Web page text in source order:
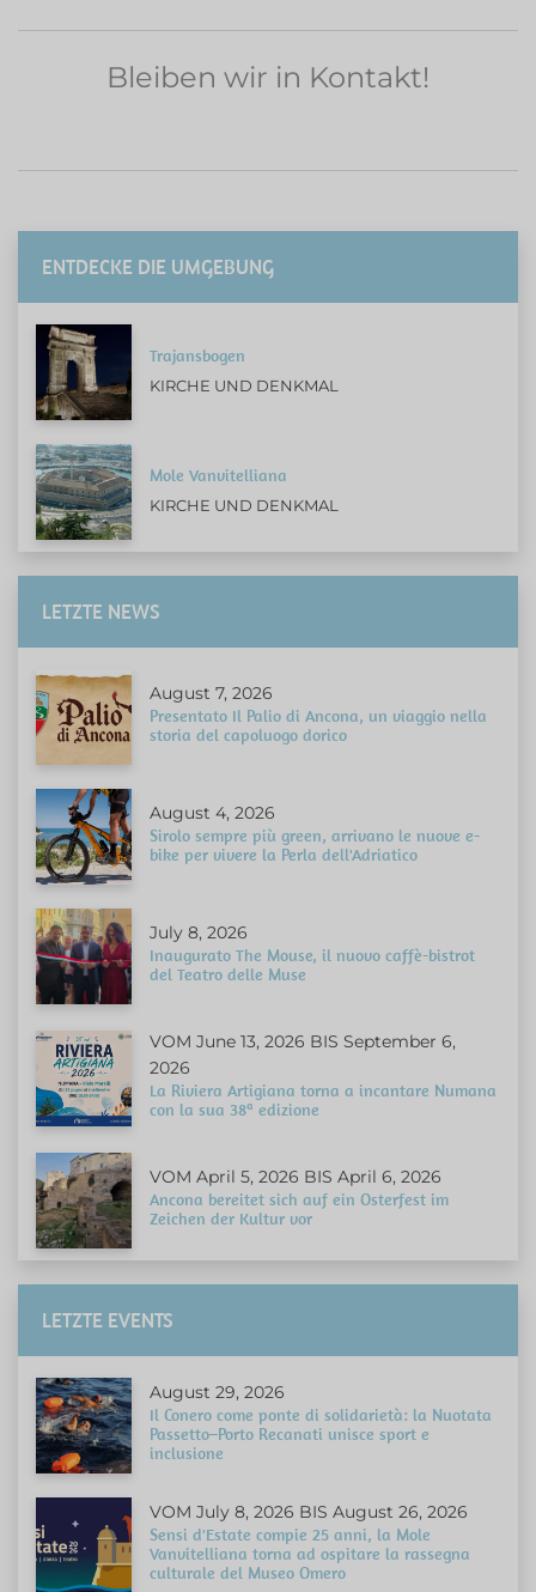
Bleiben wir in Kontakt!
ENTDECKE DIE UMGEBUNG
Trajansbogen
KIRCHE UND DENKMAL
Mole Vanvitelliana
KIRCHE UND DENKMAL
LETZTE NEWS
August 7, 2026
Presentato Il Palio di Ancona, un viaggio nella
storia del capoluogo dorico
August 4, 2026
Sirolo sempre più green, arrivano le nuove e-
bike per vivere la Perla dell'Adriatico
July 8, 2026
Inaugurato The Mouse, il nuovo caffè-bistrot
del Teatro delle Muse
VOM June 13, 2026 BIS September 6,
2026
La Riviera Artigiana torna a incantare Numana
con la sua 38ª edizione
VOM April 5, 2026 BIS April 6, 2026
Ancona bereitet sich auf ein Osterfest im
Zeichen der Kultur vor
LETZTE EVENTS
August 29, 2026
Il Conero come ponte di solidarietà: la Nuotata
Passetto–Porto Recanati unisce sport e
inclusione
VOM July 8, 2026 BIS August 26, 2026
Sensi d'Estate compie 25 anni, la Mole
Vanvitelliana torna ad ospitare la rassegna
culturale del Museo Omero